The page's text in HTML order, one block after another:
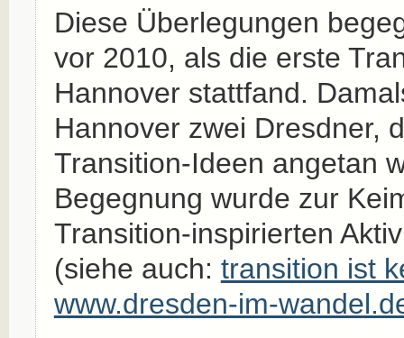
Diese Überlegungen
vor 2010, als die erste
Hannover stattfand.
Hannover zwei Dresdner,
Transition-Ideen angetan
Begegnung wurde zur
Transition-inspirierten
(siehe auch: transition ist
www.dresden-im-